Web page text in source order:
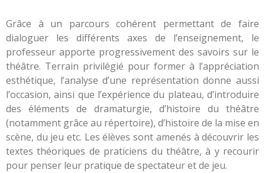
Grâce à un parcours cohérent permettant de faire
dialoguer les différents axes de l’enseignement, le
professeur apporte progressivement des savoirs sur le
théâtre. Terrain privilégié pour former à l’appréciation
esthétique, l’analyse d’une représentation donne aussi
l’occasion, ainsi que l’expérience du plateau, d’introduire
des éléments de dramaturgie, d’histoire du théâtre
(notamment grâce au répertoire), d’histoire de la mise en
scène, du jeu etc. Les élèves sont amenés à découvrir les
textes théoriques de praticiens du théâtre, à y recourir
pour penser leur pratique de spectateur et de jeu.